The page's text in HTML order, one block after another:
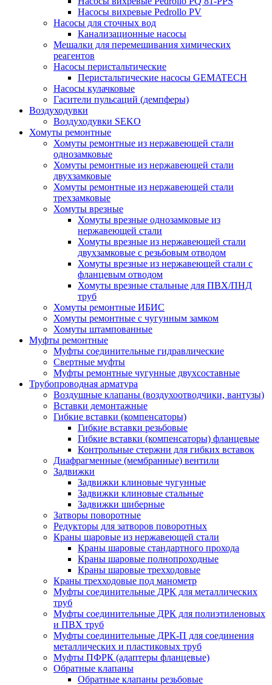
Насосы вихревые Pedrollo PV
Насосы для сточных вод
Канализационные насосы
Мешалки для перемешивания химических
реагентов
Насосы перистальтические
Перистальтические насосы GEMATECH
Насосы кулачковые
Гасители пульсаций (демпферы)
Воздуходувки
Воздуходувки SEKO
Хомуты ремонтные
Хомуты ремонтные из нержавеющей стали
однозамковые
Хомуты ремонтные из нержавеющей стали
двухзамковые
Хомуты ремонтные из нержавеющей стали
трехзамковые
Хомуты врезные
Хомуты врезные однозамковые из
нержавеющей стали
Хомуты врезные из нержавеющей стали
двухзамковые с резьбовым отводом
Хомуты врезные из нержавеющей стали с
фланцевым отводом
Хомуты врезные стальные для ПВХ/ПНД
труб
Хомуты ремонтные ИБИС
Хомуты ремонтные с чугунным замком
Хомуты штампованные
Муфты ремонтные
Муфты соединительные гидравлические
Свертные муфты
Муфты ремонтные чугунные двухсоставные
Трубопроводная арматура
Воздушные клапаны (воздухоотводчики, вантузы)
Вставки демонтажные
Гибкие вставки (компенсаторы)
Гибкие вставки резьбовые
Гибкие вставки (компенсаторы) фланцевые
Контрольные стержни для гибких вставок
Диафрагменные (мембранные) вентили
Задвижки
Задвижки клиновые чугунные
Задвижки клиновые стальные
Задвижки шиберные
Затворы поворотные
Редукторы для затворов поворотных
Краны шаровые из нержавеющей стали
Краны шаровые стандартного прохода
Краны шаровые полнопроходные
Краны шаровые трехходовые
Краны трехходовые под манометр
Муфты соединительные ДРК для металлических
труб
Муфты соединительные ДРК для полиэтиленовых
и ПВХ труб
Муфты соединительные ДРК-П для соединения
металлических и пластиковых труб
Муфты ПФРК (адаптеры фланцевые)
Обратные клапаны
Обратные клапаны резьбовые